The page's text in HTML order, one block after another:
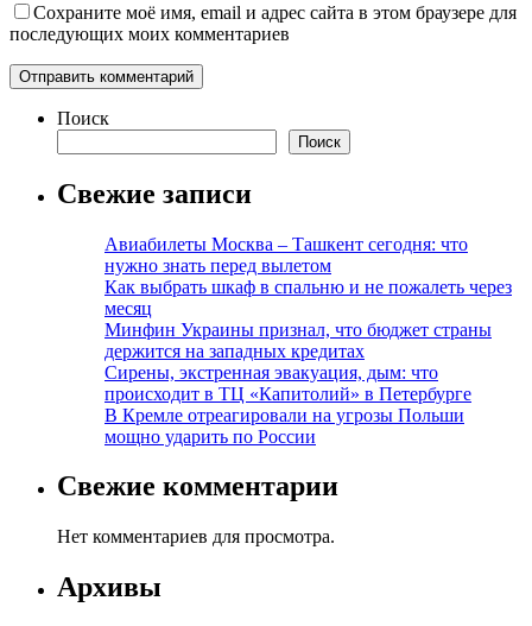
Сохраните моё имя, email и адрес сайта в этом браузере для
последующих моих комментариев
Поиск
Поиск
Свежие записи
Авиабилеты Москва – Ташкент сегодня: что
нужно знать перед вылетом
Как выбрать шкаф в спальню и не пожалеть через
месяц
Минфин Украины признал, что бюджет страны
держится на западных кредитах
Сирены, экстренная эвакуация, дым: что
происходит в ТЦ «Капитолий» в Петербурге
В Кремле отреагировали на угрозы Польши
мощно ударить по России
Свежие комментарии
Нет комментариев для просмотра.
Архивы